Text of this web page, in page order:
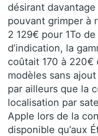
désirant
pouvant grimper à
2 129€ pour 1To
d’indication, la
coûtait 170 à 220€
modèles sans
par ailleurs que la
localisation par
Apple lors de la
disponible qu’aux